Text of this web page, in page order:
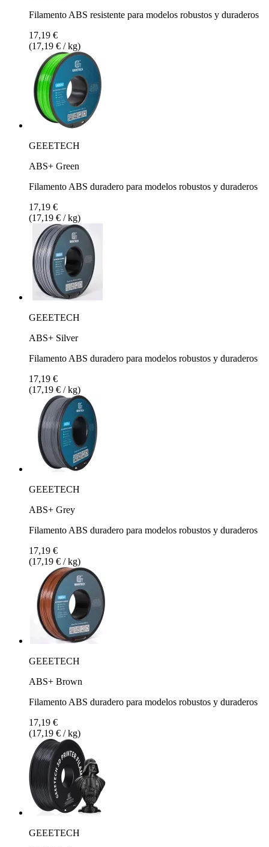
Filamento ABS resistente para modelos robustos y duraderos
17,19 €
(17,19 € / kg)
GEEETECH
ABS+ Green
Filamento ABS duradero para modelos robustos y duraderos
17,19 €
(17,19 € / kg)
GEEETECH
ABS+ Silver
Filamento ABS duradero para modelos robustos y duraderos
17,19 €
(17,19 € / kg)
GEEETECH
ABS+ Grey
Filamento ABS duradero para modelos robustos y duraderos
17,19 €
(17,19 € / kg)
GEEETECH
ABS+ Brown
Filamento ABS duradero para modelos robustos y duraderos
17,19 €
(17,19 € / kg)
GEEETECH